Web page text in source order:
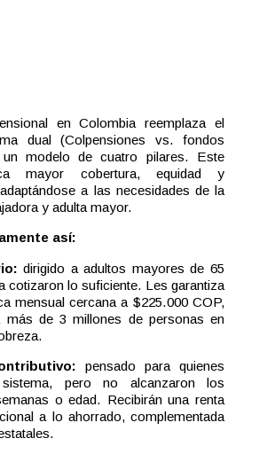
en Colombia reemplaza el
dual (Colpensiones vs. fondos
modelo de cuatro pilares. Este
mayor cobertura, equidad y
a las necesidades de la
y adulta mayor.
así:
dirigido a adultos mayores de 65
cotizaron lo suficiente. Les garantiza
mensual cercana a $225.000 COP,
más de 3 millones de personas en
pensado para quienes
pero no alcanzaron los
o edad. Recibirán una renta
a lo ahorrado, complementada